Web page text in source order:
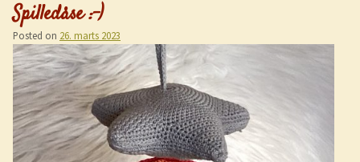
Spilledåse :-)
Posted on 26. marts 2023